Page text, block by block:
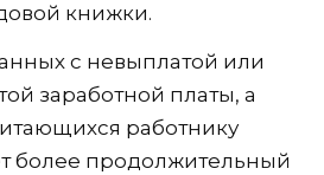
книжки.
с невыплатой или
заработной платы, а
работнику
более продолжительный